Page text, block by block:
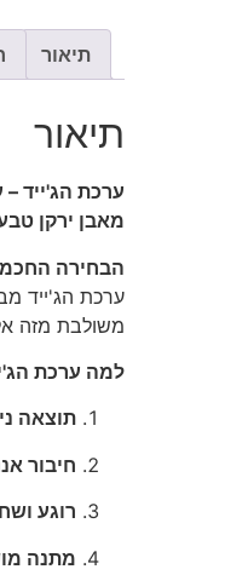
תיאור
תיאור
ערכת הג'ייד
מאבן ירקן
הבחירה
ערכת הג'ייד
משולבת מזה
למה ערכת
תוצאה
חיבור
רוגע
מתנה